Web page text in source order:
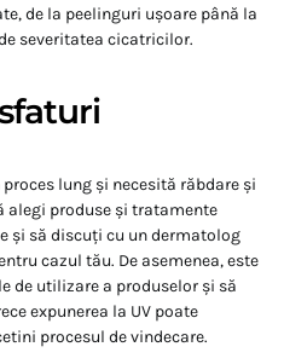
de la peelinguri ușoare până la
severitatea cicatricilor.
lung și necesită răbdare și
alegi produse și tratamente
și să discuți cu un dermatolog
cazul tău. De asemenea, este
de utilizare a produselor și să
expunerea la UV poate
procesul de vindecare.